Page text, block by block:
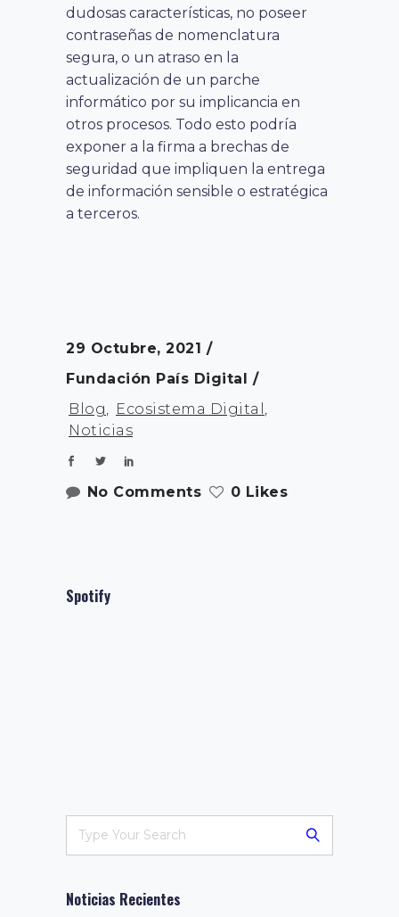
dudosas características, no poseer
contraseñas de nomenclatura
segura, o un atraso en la
actualización de un parche
informático por su implicancia en
otros procesos. Todo esto podría
exponer a la firma a brechas de
seguridad que impliquen la entrega
de información sensible o estratégica
a terceros.
29 Octubre, 2021
Fundación País Digital
Blog, Ecosistema Digital ,
Noticias
No Comments 0 Likes
Spotify
Noticias Recientes